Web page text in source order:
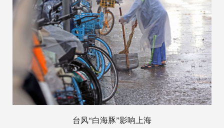
台风“白海豚”影响上海